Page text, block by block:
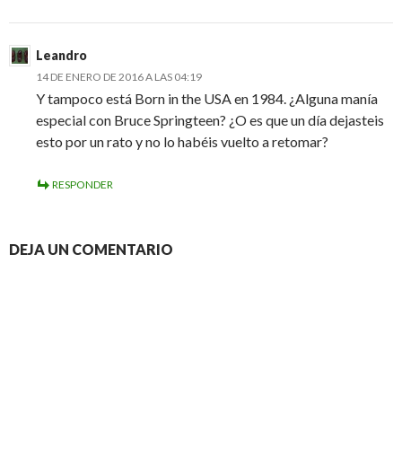
Leandro
14 DE ENERO DE 2016 A LAS 04:19
Y tampoco está Born in the USA en 1984. ¿Alguna manía
especial con Bruce Springteen? ¿O es que un día dejasteis
esto por un rato y no lo habéis vuelto a retomar?
RESPONDER
DEJA UN COMENTARIO